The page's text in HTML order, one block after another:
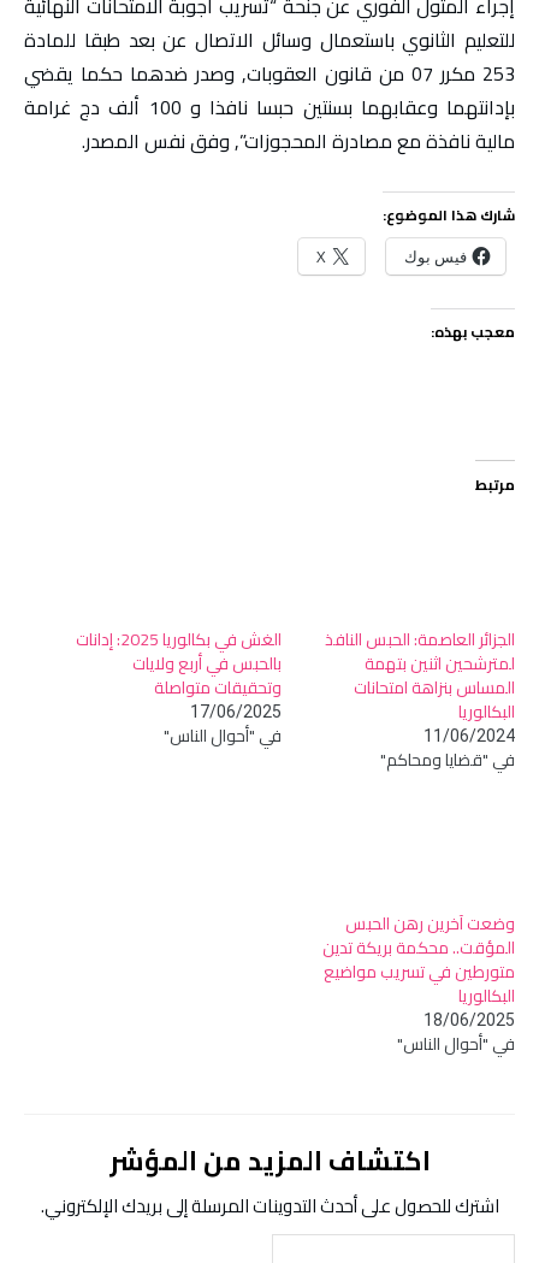
للتعليم الثانوي باستعمال وسائل الاتصال عن بعد طبقا للمادة
253 مكرر 07 من قانون العقوبات, وصدر ضدهما حكما يقضي
بإدانتهما وعقابهما بسنتين حبسا نافذا و 100 ألف دج غرامة
مالية نافذة مع مصادرة المحجوزات”, وفق نفس المصدر.
شارك هذا الموضوع:
فيس بوك X
معجب بهذه:
مرتبط
الجزائر العاصمة: الحبس النافذ
لمترشحين اثنين بتهمة
المساس بنزاهة امتحانات
البكالوريا
11/06/2024
في "قضايا ومحاكم"
الغش في بكالوريا 2025: إدانات
بالحبس في أربع ولايات
وتحقيقات متواصلة
17/06/2025
في "أحوال الناس"
وضعت آخرين رهن الحبس
المؤقت.. محكمة بريكة تدين
متورطين في تسريب مواضيع
البكالوريا
18/06/2025
في "أحوال الناس"
اكتشاف المزيد من المؤشر
اشترك للحصول على أحدث التدوينات المرسلة إلى بريدك الإلكتروني.